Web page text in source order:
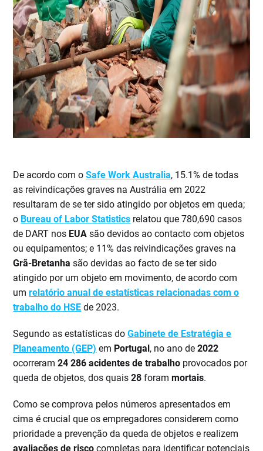
De acordo com oSafe Work Australia, 15.1% de todas
as reivindicações graves na Austrália em 2022
resultaram de se ter sido atingido por objetos em queda;
o Bureau of Labor Statistics relatou que 780,690 casos
de DART nos EUAsão devidos ao contacto com objetos
ou equipamentos; e 11% das reivindicações graves na
Grã-Bretanha são devidas ao facto de se ter sido
atingido por um objeto em movimento, de acordo com
umrelatório anual de estatísticas relacionadas com o
trabalho do HSE de 2023.
Segundo as estatísticas doGabinete de Estratégia e
Planeamento (GEP​) em Portugal, no ano de2022
ocorreram24 286 acidentes de trabalho provocados por
queda de objetos, dos quais28 forammortais.
Como se comprova pelos números apresentados em
cima é crucial que os empregadores considerem como
prioridade a prevenção da queda de objetos e realizem
avaliações de risco completas para identificar potenciais